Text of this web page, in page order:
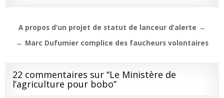
Navigation
de
A propos d’un projet de statut de lanceur d’alerte →
← Marc Dufumier complice des faucheurs volontaires
22 commentaires sur “Le Ministère de
l’agriculture pour bobo”